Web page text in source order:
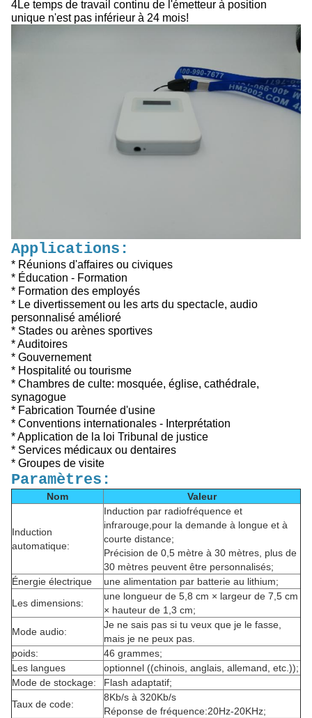
4Le temps de travail continu de l'émetteur à position
unique n'est pas inférieur à 24 mois!
Applications:
* Réunions d'affaires ou civiques
* Éducation - Formation
* Formation des employés
* Le divertissement ou les arts du spectacle, audio
personnalisé amélioré
* Stades ou arènes sportives
* Auditoires
* Gouvernement
* Hospitalité ou tourisme
* Chambres de culte: mosquée, église, cathédrale,
synagogue
* Fabrication Tournée d'usine
* Conventions internationales - Interprétation
* Application de la loi Tribunal de justice
* Services médicaux ou dentaires
* Groupes de visite
Paramètres:
Nom Valeur
Induction
automatique:
Induction par radiofréquence et
infrarouge,pour la demande à longue et à
courte distance;
Précision de 0,5 mètre à 30 mètres, plus de
30 mètres peuvent être personnalisés;
Énergie électrique
une alimentation par batterie au lithium;
Les dimensions:
une longueur de 5,8 cm × largeur de 7,5 cm
× hauteur de 1,3 cm;
Mode audio:
Je ne sais pas si tu veux que je le fasse,
mais je ne peux pas.
poids:
46 grammes;
Les langues
optionnel ((chinois, anglais, allemand, etc.));
Mode de stockage:
Flash adaptatif;
Taux de code:
8Kb/s à 320Kb/s
Réponse de fréquence:20Hz-20KHz;